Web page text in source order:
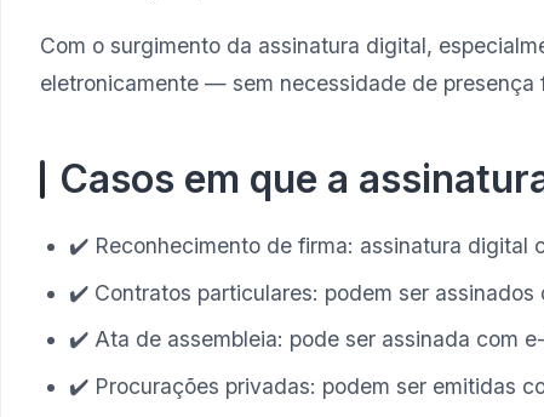
Com o surgimento da assinatura digital,
eletronicamente — sem necessidade de presença
Casos em que a
✔️ Reconhecimento de firma: assinatura digital
✔️ Contratos particulares: podem ser
✔️ Ata de assembleia: pode ser assinada com
✔️ Procurações privadas: podem ser emitidas